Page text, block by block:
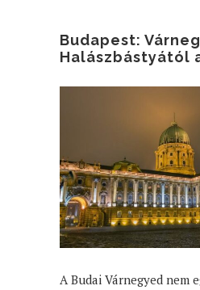
Budapest:
Halászbástyától
A Budai Várnegyed nem